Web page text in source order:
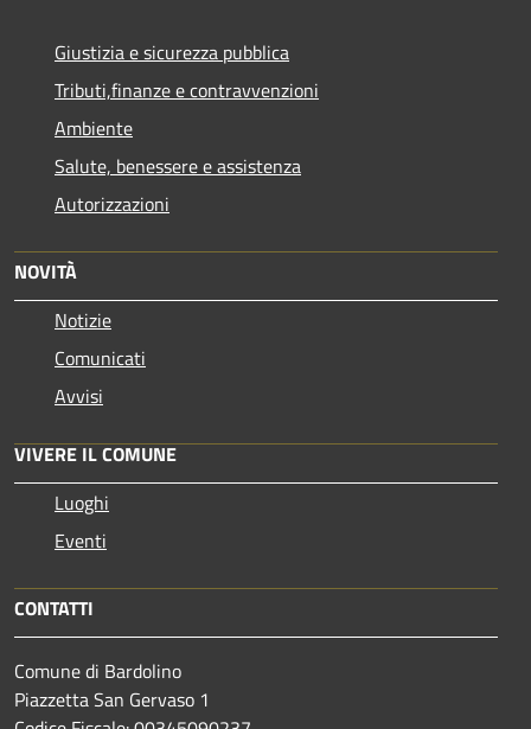
Giustizia e sicurezza pubblica
Tributi,finanze e contravvenzioni
Ambiente
Salute, benessere e assistenza
Autorizzazioni
NOVITÀ
Notizie
Comunicati
Avvisi
VIVERE IL COMUNE
Luoghi
Eventi
CONTATTI
Comune di Bardolino
Piazzetta San Gervaso 1